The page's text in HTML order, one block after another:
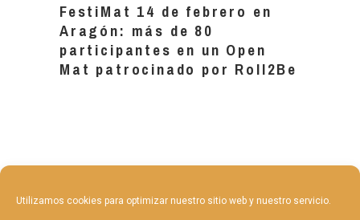
Utilizamos cookies para optimizar nuestro sitio web y nuestro servicio.
FestiMat 14 de febrero en
Aragón: más de 80
participantes en un Open
Mat patrocinado por Roll2Be